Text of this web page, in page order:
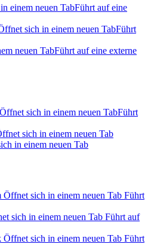
einem neuen TabFührt auf eine
sich in einem neuen TabFührt
neuen TabFührt auf eine externe
Öffnet sich in einem neuen TabFührt
sich in einem neuen Tab
in einem neuen Tab
Öffnet sich in einem neuen Tab Führt
sich in einem neuen Tab Führt auf
Öffnet sich in einem neuen Tab Führt